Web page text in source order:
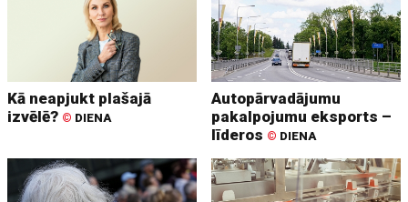
Kā neapjukt plašajā
izvēlē? © DIENA
Autopārvadājumu
pakalpojumu eksports –
līderos © DIENA